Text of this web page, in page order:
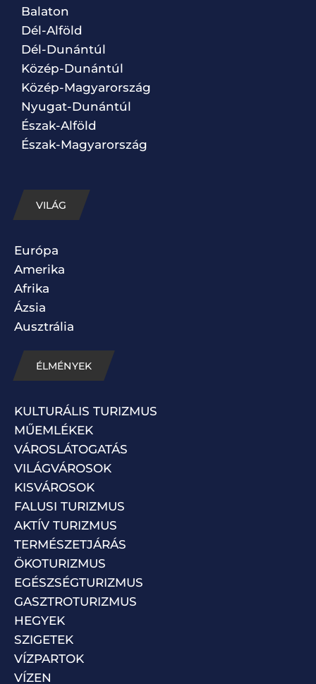
Balaton
Dél-Alföld
Dél-Dunántúl
Közép-Dunántúl
Közép-Magyarország
Nyugat-Dunántúl
Észak-Alföld
Észak-Magyarország
VILÁG
Európa
Amerika
Afrika
Ázsia
Ausztrália
ÉLMÉNYEK
KULTURÁLIS TURIZMUS
MŰEMLÉKEK
VÁROSLÁTOGATÁS
VILÁGVÁROSOK
KISVÁROSOK
FALUSI TURIZMUS
AKTÍV TURIZMUS
TERMÉSZETJÁRÁS
ÖKOTURIZMUS
EGÉSZSÉGTURIZMUS
GASZTROTURIZMUS
HEGYEK
SZIGETEK
VÍZPARTOK
VÍZEN